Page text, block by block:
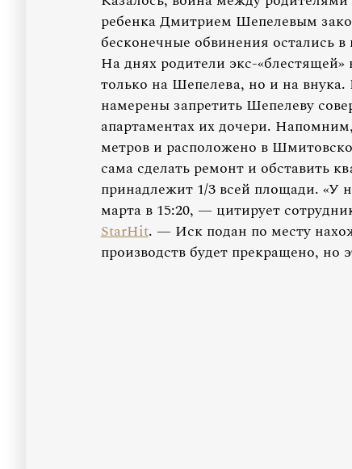
ребенка Дмитрием Шепелевым
бесконечные обвинения остались
На днях родители экс-
только на Шепелева, но и на
намерены запретить Шепелеву
апартаментах их дочери.
метров и расположено в
сама сделать ремонт и обставить
принадлежит 1/3 всей площади. «У
марта в 15:20, — цитирует
StarHit. — Иск подан по месту
производств будет прекращено, но